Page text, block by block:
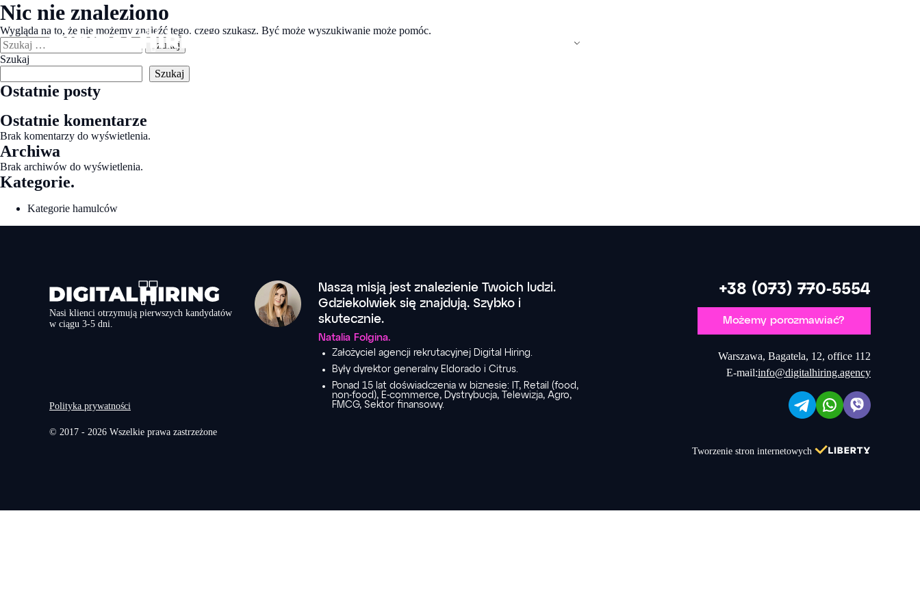
Przejdź
do
treści
Nic nie znaleziono
Wygląda na to, że nie możemy znaleźć tego, czego szukasz. Być może wyszukiwanie może pomóc.
Szukaj:
Szukaj
Szukaj
Ostatnie posty
Ostatnie komentarze
Brak komentarzy do wyświetlenia.
Archiwa
Brak archiwów do wyświetlenia.
Kategorie.
Kategorie hamulców
Nasi klienci otrzymują pierwszych kandydatów
w ciągu 3-5 dni.
Naszą misją jest znalezienie Twoich ludzi.
Gdziekolwiek się znajdują. Szybko i
skutecznie.
Natalia Folgina.
Założyciel agencji rekrutacyjnej Digital Hiring.
Były dyrektor generalny Eldorado i Citrus.
Ponad 15 lat doświadczenia w biznesie: IT, Retail (food,
non-food), E-commerce, Dystrybucja, Telewizja, Agro,
FMCG, Sektor finansowy.
+38 (073) 770-5554
Możemy porozmawiać?
Warszawa, Bagatela, 12, office 112
E-mail:info@digitalhiring.agency
Polityka prywatności
© 2017 - 2026 Wszelkie prawa zastrzeżone
Tworzenie stron internetowych